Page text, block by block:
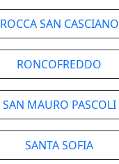
ROCCA SAN CASCIANO
RONCOFREDDO
SAN MAURO PASCOLI
SANTA SOFIA